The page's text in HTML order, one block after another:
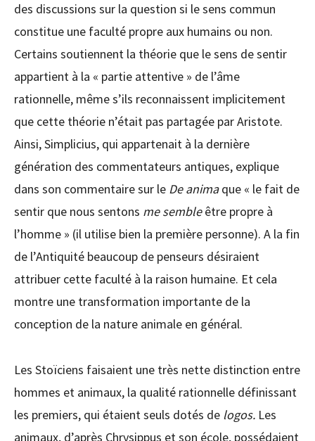
des discussions sur la question si le sens commun
constitue une faculté propre aux humains ou non.
Certains soutiennent la théorie que le sens de sentir
appartient à la « partie attentive » de l’âme
rationnelle, même s’ils reconnaissent implicitement
que cette théorie n’était pas partagée par Aristote.
Ainsi, Simplicius, qui appartenait à la dernière
génération des commentateurs antiques, explique
dans son commentaire sur le De animaque « le fait de
sentir que nous sentons me sembleêtre propre à
l’homme » (il utilise bien la première personne). A la fin
de l’Antiquité beaucoup de penseurs désiraient
attribuer cette faculté à la raison humaine. Et cela
montre une transformation importante de la
conception de la nature animale en général.
Les Stoïciens faisaient une très nette distinction entre
hommes et animaux, la qualité rationnelle définissant
les premiers, qui étaient seuls dotés de logos. Les
animaux, d’après Chrysippus et son école, possédaient